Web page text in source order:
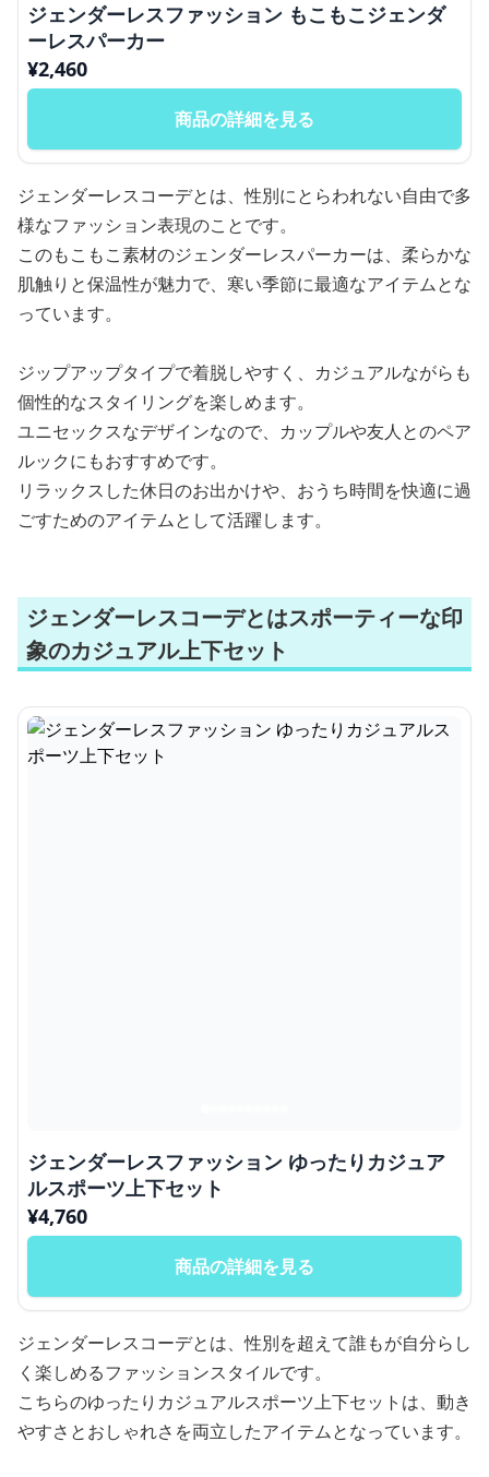
ジェンダーレスファッション もこもこジェンダ
ーレスパーカー
¥2,460
商品の詳細を見る
ジェンダーレスコーデとは、性別にとらわれない自由で多
様なファッション表現のことです。
このもこもこ素材のジェンダーレスパーカーは、柔らかな
肌触りと保温性が魅力で、寒い季節に最適なアイテムとな
っています。
ジップアップタイプで着脱しやすく、カジュアルながらも
個性的なスタイリングを楽しめます。
ユニセックスなデザインなので、カップルや友人とのペア
ルックにもおすすめです。
リラックスした休日のお出かけや、おうち時間を快適に過
ごすためのアイテムとして活躍します。
ジェンダーレスコーデとはスポーティーな印
象のカジュアル上下セット
ジェンダーレスファッション ゆったりカジュア
ルスポーツ上下セット
¥4,760
商品の詳細を見る
ジェンダーレスコーデとは、性別を超えて誰もが自分らし
く楽しめるファッションスタイルです。
こちらのゆったりカジュアルスポーツ上下セットは、動き
やすさとおしゃれさを両立したアイテムとなっています。